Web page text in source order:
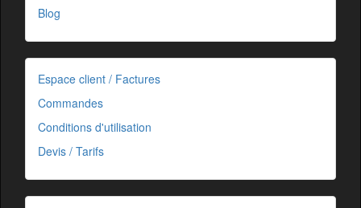
Blog
Espace client / Factures
Commandes
Conditions d'utilisation
Devis / Tarifs